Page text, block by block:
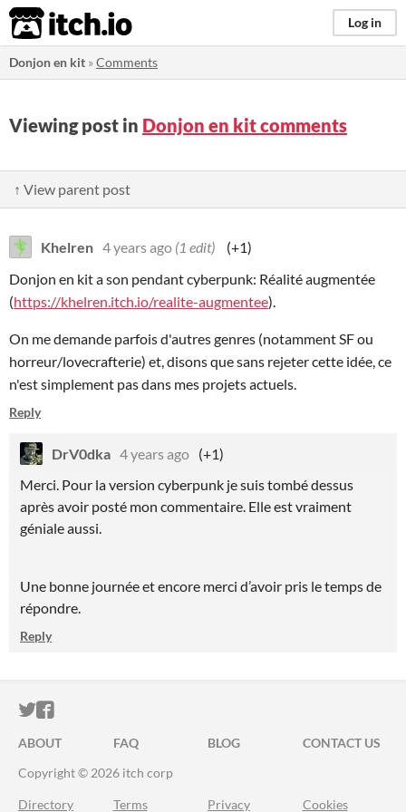
itch.io Log in
Donjon en kit »Comments
Viewing post in Donjon en kit comments
↑ View parent post
Khelren 4 years ago (1 edit)
(+1)
Donjon en kit a son pendant cyberpunk: Réalité augmentée
(https://khelren.itch.io/realite-augmentee).
On me demande parfois d'autres genres (notamment SF ou
horreur/lovecrafterie) et, disons que sans rejeter cette idée, ce
n'est simplement pas dans mes projets actuels.
Reply
DrV0dka 4 years ago (+1)
Merci. Pour la version cyberpunk je suis tombé dessus
après avoir posté mon commentaire. Elle est vraiment
géniale aussi.
Une bonne journée et encore merci d’avoir pris le temps de
répondre.
Reply
ITCH.IO ON TWITTER
ITCH.IO ON FACEBOOK
ABOUT FAQ BLOG
CONTACT US
Copyright © 2026 itch corp
Directory Terms Privacy Cookies